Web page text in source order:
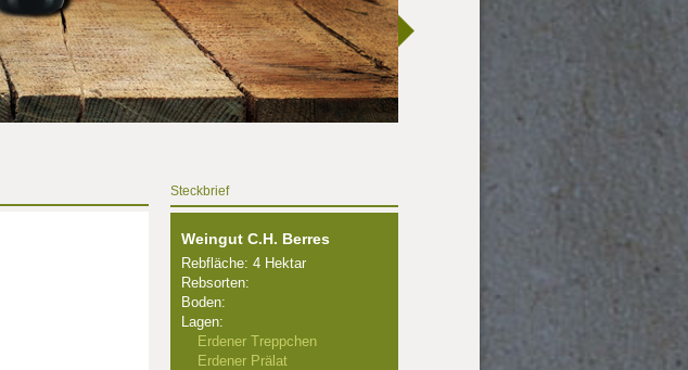
Steckbrief
Weingut C.H. Berres
Rebfläche: 4 Hektar
Rebsorten:
Boden:
Lagen:
Erdener Treppchen
Erdener Prälat